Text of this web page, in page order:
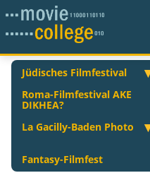
Jüdisches Filmfestival
Roma-Filmfestival AKE
DIKHEA?
La Gacilly-Baden Photo
Fantasy-Filmfest